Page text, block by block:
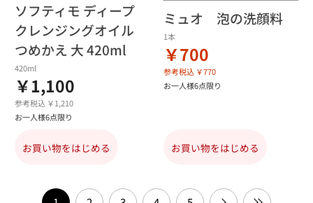
ソフティモ ディープ
クレンジングオイル
つめかえ 大 420ml
420ml
￥1,100
参考税込 ￥1,210
お一人様6点限り
お買い物をはじめる
ミュオ 泡の洗顔料
1本
￥700
参考税込 ￥770
お一人様6点限り
お買い物をはじめる